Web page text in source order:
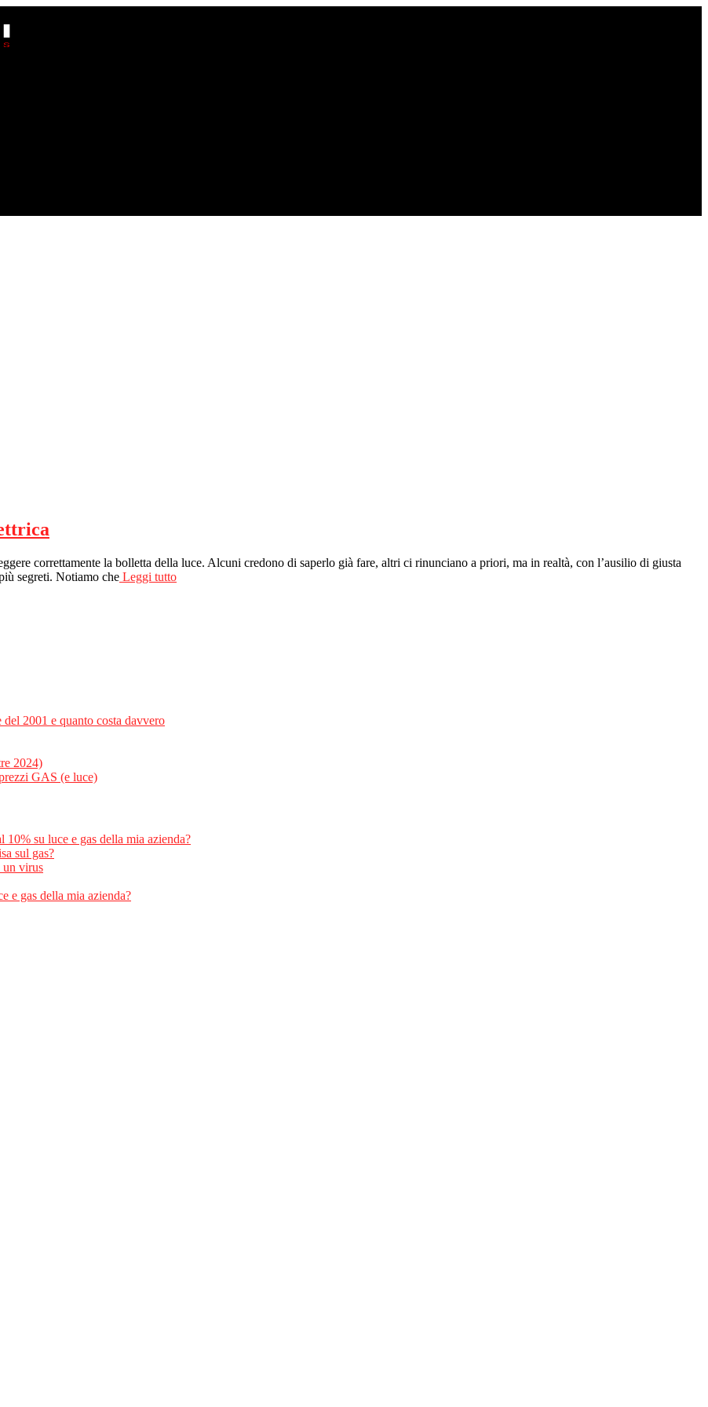
correttamente la bolletta della luce. Alcuni credono di saperlo già fare, altri ci rinunciano a priori, ma in realtà, con l’ausilio di giusta
segreti. Notiamo che Leggi tutto
2001 e quanto costa davvero
2024)
GAS (e luce)
su luce e gas della mia azienda?
sul gas?
un virus
e gas della mia azienda?